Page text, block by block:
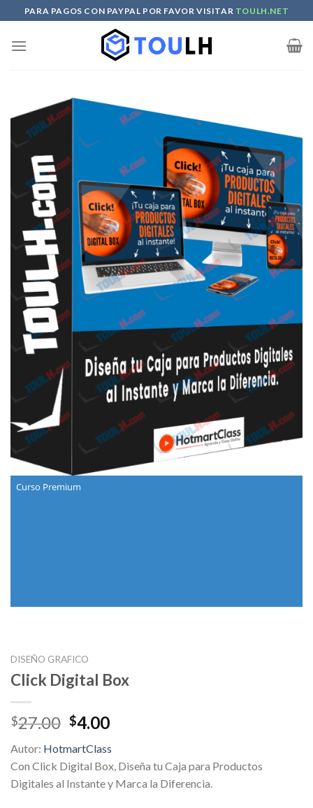
to
content
PARA PAGOS CON PAYPAL POR FAVOR VISITAR TOULH.NET
Curso Premium
DISEÑO GRAFICO
Click Digital Box
$27.00 Original
was:
$27.00.
$4.00Current
is:
$4.00.
Autor: HotmartClass
Con Click Digital Box, Diseña tu Caja para Productos
Digitales al Instante y Marca la Diferencia.